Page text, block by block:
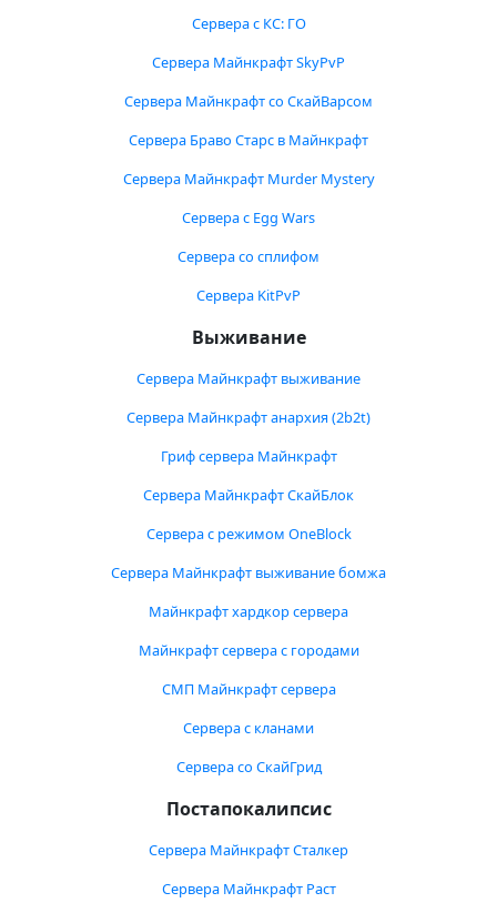
Сервера с КС: ГО
Сервера Майнкрафт SkyPvP
Сервера Майнкрафт со СкайВарсом
Сервера Браво Старс в Майнкрафт
Сервера Майнкрафт Murder Mystery
Сервера с Egg Wars
Сервера со сплифом
Сервера KitPvP
Выживание
Сервера Майнкрафт выживание
Сервера Майнкрафт анархия (2b2t)
Гриф сервера Майнкрафт
Сервера Майнкрафт СкайБлок
Сервера с режимом OneBlock
Сервера Майнкрафт выживание бомжа
Майнкрафт хардкор сервера
Майнкрафт сервера с городами
СМП Майнкрафт сервера
Сервера с кланами
Сервера со СкайГрид
Постапокалипсис
Сервера Майнкрафт Сталкер
Сервера Майнкрафт Раст